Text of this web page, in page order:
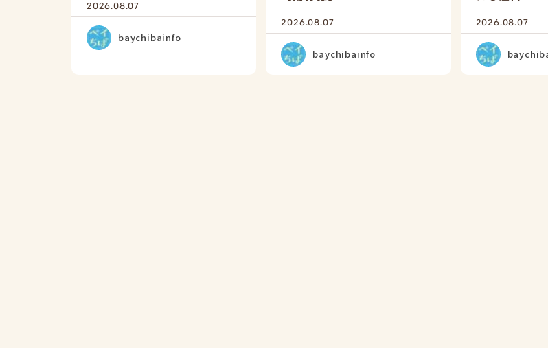
2026.08.07
baychibainfo
2026.08.07
baychibainfo
2026.08.07